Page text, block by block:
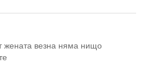
жената везна няма нищо